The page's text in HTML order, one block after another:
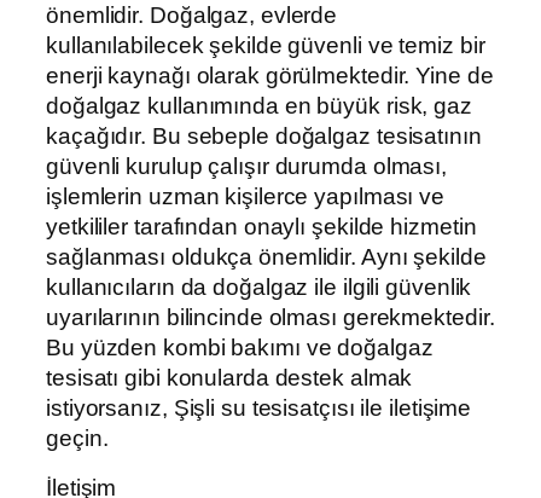
önemlidir. Doğalgaz, evlerde
kullanılabilecek şekilde güvenli ve temiz bir
enerji kaynağı olarak görülmektedir. Yine de
doğalgaz kullanımında en büyük risk, gaz
kaçağıdır. Bu sebeple doğalgaz tesisatının
güvenli kurulup çalışır durumda olması,
işlemlerin uzman kişilerce yapılması ve
yetkililer tarafından onaylı şekilde hizmetin
sağlanması oldukça önemlidir. Aynı şekilde
kullanıcıların da doğalgaz ile ilgili güvenlik
uyarılarının bilincinde olması gerekmektedir.
Bu yüzden kombi bakımı ve doğalgaz
tesisatı gibi konularda destek almak
istiyorsanız, Şişli su tesisatçısı ile iletişime
geçin.
İletişim